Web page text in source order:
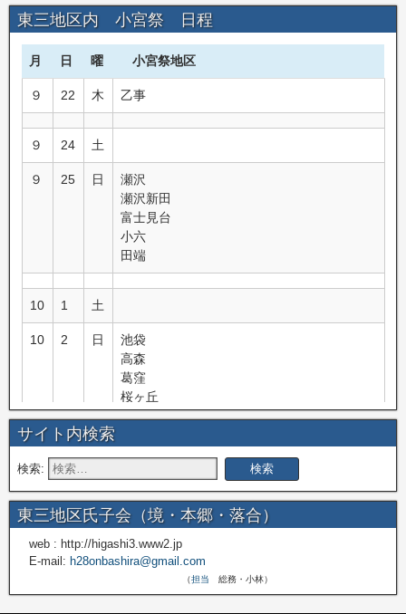
東三地区内 小宮祭 日程
月 日 曜 小宮祭地区
９ 22 木 乙事
９ 24 土
９ 25 日
瀬沢
瀬沢新田
富士見台
小六
田端
10 1 土
10 2 日
池袋
高森
葛窪
桜ヶ丘
富里
10 8 土
9 日
信濃境
机
10 10 月 立沢上羽場
サイト内検索
検索:
東三地区氏子会（境・本郷・落合）
web : http://higashi3.www2.jp
E-mail: h28onbashira@gmail.com
（担当 総務・小林）